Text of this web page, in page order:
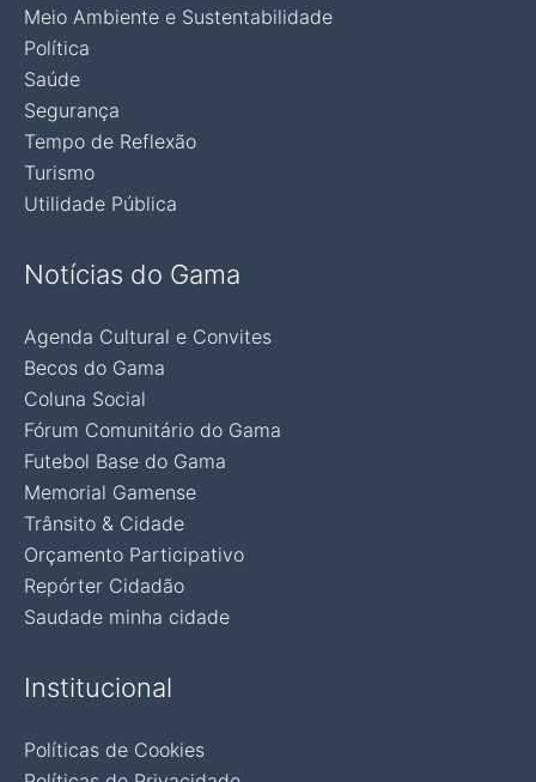
Meio Ambiente e Sustentabilidade
Política
Saúde
Segurança
Tempo de Reflexão
Turismo
Utilidade Pública
Notícias do Gama
Agenda Cultural e Convites
Becos do Gama
Coluna Social
Fórum Comunitário do Gama
Futebol Base do Gama
Memorial Gamense
Trânsito & Cidade
Orçamento Participativo
Repórter Cidadão
Saudade minha cidade
Institucional
Políticas de Cookies